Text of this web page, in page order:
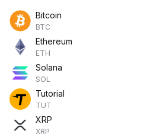
Bitcoin
BTC
Ethereum
ETH
Solana
SOL
Tutorial
TUT
XRP
XRP